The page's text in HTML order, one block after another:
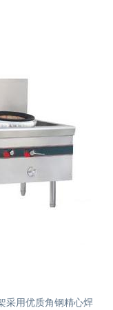
采用优质角钢精心焊